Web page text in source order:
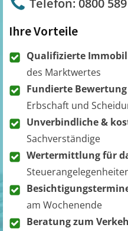
Telefon: 0800
Ihre Vorteile
Qualifizierte
des Marktwertes
Fundierte
Erbschaft und
Unverbindliche &
Sachverständige
Wertermittlung für
am Wochenende
Beratung zum